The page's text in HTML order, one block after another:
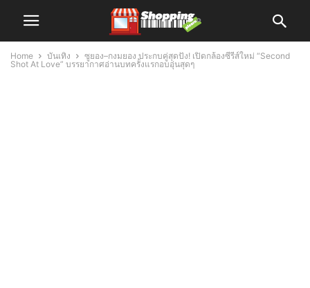
Home บันเทิง
ซูยอง–กงมยอง ประกบคู่สุดปัง! เปิดกล้องซีรีส์ใหม่ “Second
Shot At Love” บรรยากาศอ่านบทครั้งแรกอบอุ่นสุดๆ